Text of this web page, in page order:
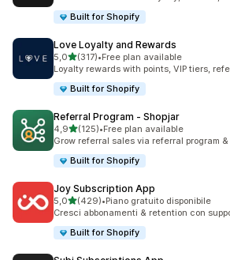
Built for Shopify
Love Loyalty and Rewards
5,0stelle su 5
(317)
317 recensioni totali
•Free plan available
Loyalty rewards with points, VIP tiers,
Built for Shopify
Referral Program ‑ Shopjar
4,9stelle su 5
(125)
125 recensioni totali
•Free plan available
Grow referral sales via referral program
Built for Shopify
Joy Subscription App
5,0stelle su 5
(429)
429 recensioni totali
•Piano gratuito disponibile
Cresci abbonamenti & retention con
Built for Shopify